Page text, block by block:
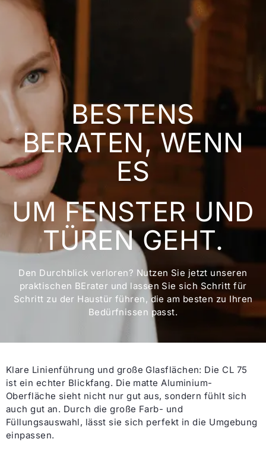
BESTENS
BERATEN, WENN
ES
UM FENSTER UND
TÜREN GEHT.
Den Durchblick verloren? Nutzen Sie jetzt unseren
praktischen BErater und lassen Sie sich Schritt für
Schritt zu der Haustür führen, die am besten zu Ihren
Bedürfnissen passt.
Klare Linienführung und große Glasflächen: Die CL 75
ist ein echter Blickfang. Die matte Aluminium-
Oberfläche sieht nicht nur gut aus, sondern fühlt sich
auch gut an. Durch die große Farb- und
Füllungsauswahl, lässt sie sich perfekt in die Umgebung
einpassen.